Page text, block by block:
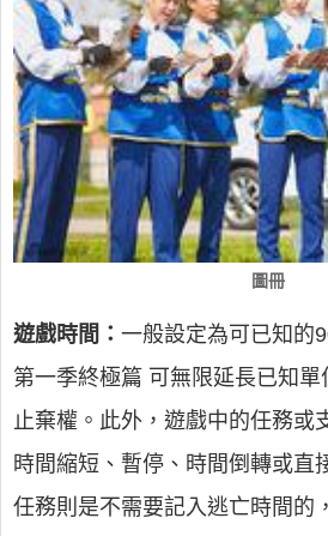
圖冊
遊戲時間： 一般設定為可已知的
第一季終極篇 可無限延長已知
止棄權。此外，遊戲中的任務或
時間縮短、暫停、時間倒轉或直
任務則是不需要記入逃亡時間的